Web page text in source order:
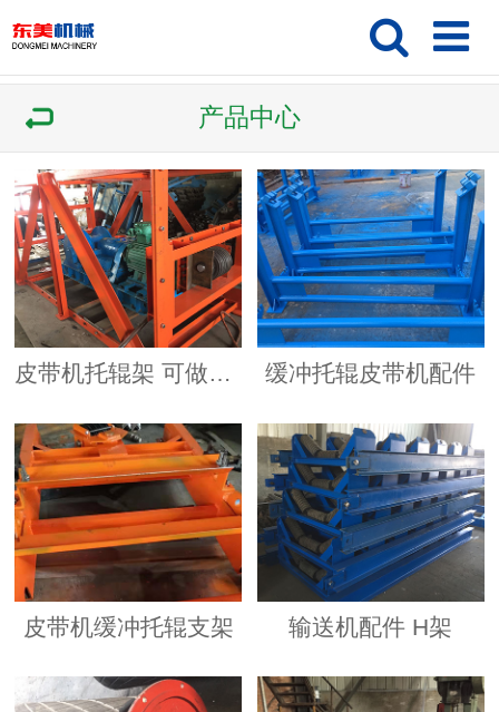
产品中心
皮带机托辊架 可做异型产品 缓冲托辊皮带机配件
皮带机缓冲托辊支架 输送机配件 H架